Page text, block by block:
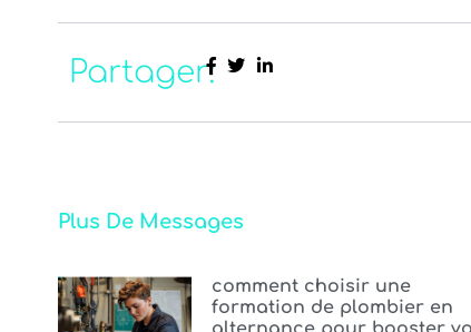
Partager:
Plus De Messages
comment choisir une
formation de plombier en